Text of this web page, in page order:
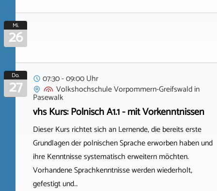
Mi.
26
Do.
27
07:30 - 09:00 Uhr
Volkshochschule Vorpommern-Greifswaldin
Pasewalk
vhs Kurs: Polnisch A1.1 - mit Vorkenntnissen
Dieser Kurs richtet sich an Lernende, die bereits erste
Grundlagen der polnischen Sprache erworben haben und
ihre Kenntnisse systematisch erweitern möchten.
Vorhandene Sprachkenntnisse werden wiederholt,
gefestigt und…